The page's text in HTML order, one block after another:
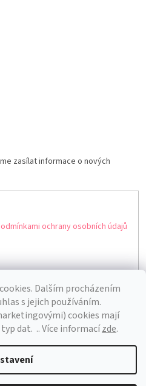
Dalším procházením
s jejich používáním.
cookies mají
dat. .. Více informacízde.
zasílat informace o nových
ochrany osobních údajů
Shoptet